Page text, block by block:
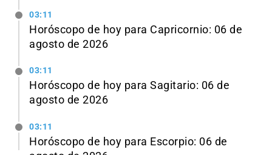
03:11
Horóscopo de hoy para Capricornio: 06 de
agosto de 2026
03:11
Horóscopo de hoy para Sagitario: 06 de
agosto de 2026
03:11
Horóscopo de hoy para Escorpio: 06 de